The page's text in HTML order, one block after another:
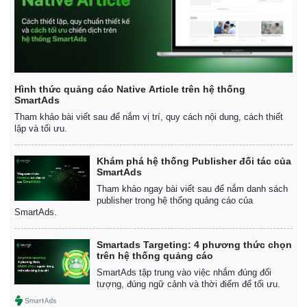
Hình thức quảng cáo Native Article trên hệ thống
SmartAds
Tham khảo bài viết sau để nắm vị trí, quy cách nội dung, cách thiết
lập và tối ưu.
Khám phá hệ thống Publisher đối tác của
SmartAds
Tham khảo ngay bài viết sau để nắm danh sách
publisher trong hệ thống quảng cáo của
SmartAds.
Smartads Targeting: 4 phương thức chọn
trên hệ thống quảng cáo
SmartAds tập trung vào việc nhắm đúng đối
tượng, đúng ngữ cảnh và thời điểm để tối ưu.